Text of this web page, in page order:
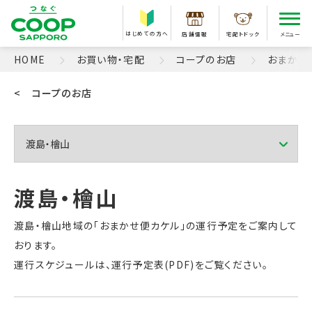
はじめての方へ 店舗情報 宅配トドック メニュー
HOME お買い物・宅配 コープのお店 おまかせ
渡島・檜山地域の「おまかせ便カケル」の運行予定をご案内して
おります。
運行スケジュールは、運行予定表(PDF)をご覧ください。
< コープのお店